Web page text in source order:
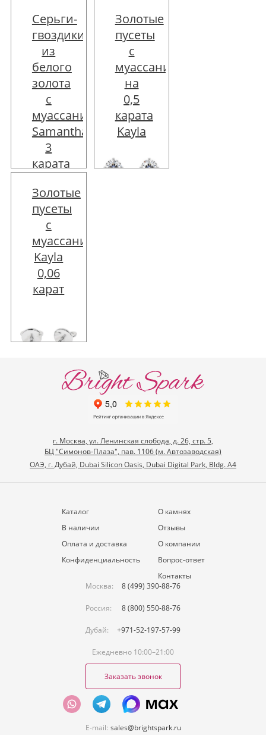
Цена:
86850 руб
Описание
товара
Серьги-
гвоздики
из
белого
золота
с
муассанитами
Samantha
3
карата
Обычная
цена:
164786 руб
Цена:
-24718 руб
Описание
товара
Золотые
пусеты
с
муассанитами
на
0,5
карата
Kayla
Золотые
пусеты
с
муассанитами
Kayla
0,06
карат
Обычная
цена:
Скидка:
-5272 руб
товара
г. Москва, ул. Ленинская слобода, д. 26, стр. 5,
БЦ "Симонов-Плаза", пав. 1106 (м. Автозаводская)
ОАЭ, г. Дубай, Dubai Silicon Oasis, Dubai Digital Park, Bldg. A4
Каталог
В наличии
Оплата и доставка
Конфиденциальность
О камнях
Отзывы
О компании
Вопрос-ответ
Контакты
Москва:
8 (499) 390-88-76
Россия: 8 (800) 550-88-76
Дубай: +971-52-197-57-99
Ежедневно 10:00–21:00
Заказать звонок
E-mail: sales@brightspark.ru